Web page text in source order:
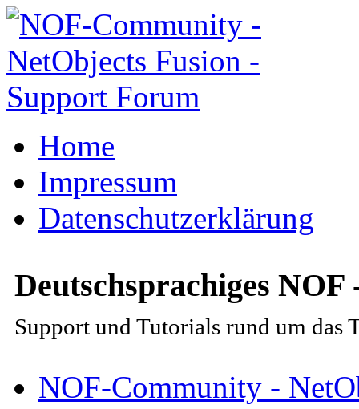
Home
Impressum
Datenschutzerklärung
Deutschsprachiges NOF
Support und Tutorials rund um das
NOF-Community -